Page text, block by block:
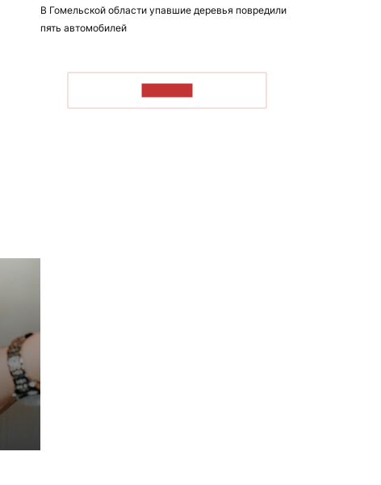
В Гомельской области упавшие деревья повредили
пять автомобилей